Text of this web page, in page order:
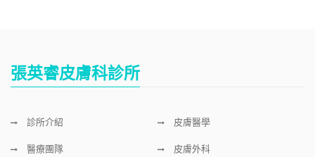
張英睿皮膚科診所
診所介紹 皮膚醫學
醫療團隊 皮膚外科